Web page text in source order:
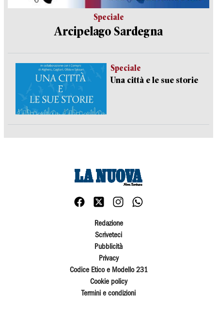
Speciale
Arcipelago Sardegna
Speciale
Una città e le sue storie
Redazione
Scriveteci
Pubblicità
Privacy
Codice Etico e Modello 231
Cookie policy
Termini e condizioni